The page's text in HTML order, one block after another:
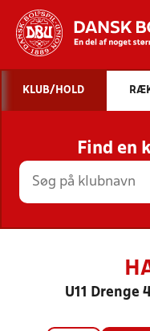
STILLINGER,
KLUB/HOLD
Find en
U11 Drenge